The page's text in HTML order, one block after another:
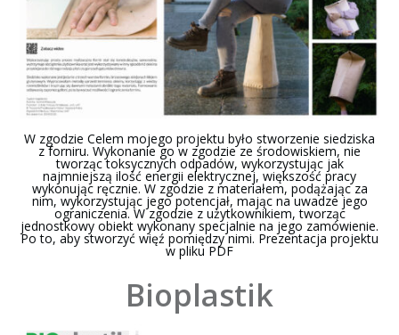
W zgodzie Celem mojego projektu było stworzenie siedziska
z forniru. Wykonanie go w zgodzie ze środowiskiem, nie
tworząc toksycznych odpadów, wykorzystując jak
najmniejszą ilość energii elektrycznej, większość pracy
wykonując ręcznie. W zgodzie z materiałem, podążając za
nim, wykorzystując jego potencjał, mając na uwadze jego
ograniczenia. W zgodzie z użytkownikiem, tworząc
jednostkowy obiekt wykonany specjalnie na jego zamówienie.
Po to, aby stworzyć więź pomiędzy nimi. Prezentacja projektu
w pliku PDF
Bioplastik